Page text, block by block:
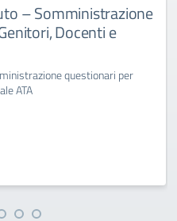
– Somministrazione
Docenti e
questionari per
ATA